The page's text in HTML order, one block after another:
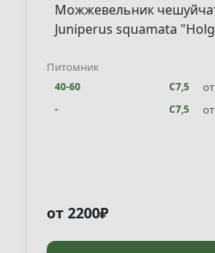
Можжевельник
Juniperus squamata
Питомник
40-60 С7,5
- С7,5
от 2200₽